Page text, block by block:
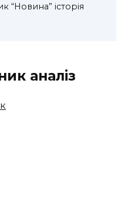
“Новина” історія
аналіз